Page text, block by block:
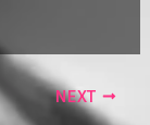
NEXT